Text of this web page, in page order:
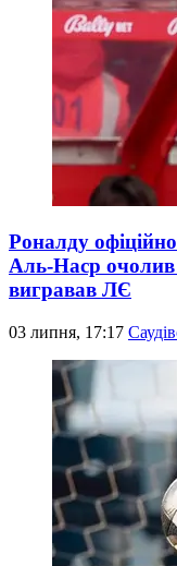
Роналду
Аль-Наср очолив
вигравав ЛЄ
03 липня, 17:17